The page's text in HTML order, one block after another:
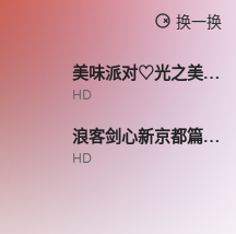
换一换
美味派对♡光之美少女剧场版
HD
浪客剑心新京都篇前后篇
HD